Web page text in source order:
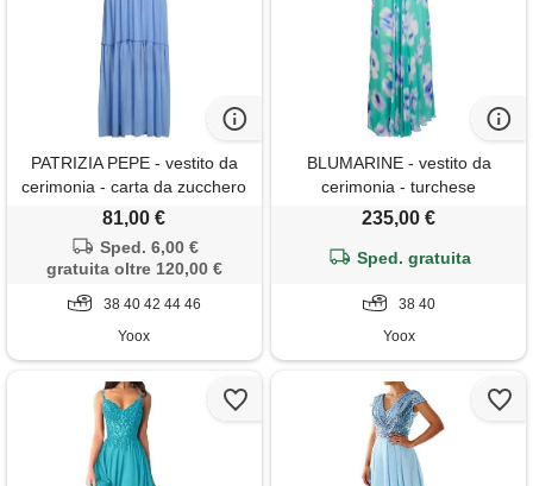
PATRIZIA PEPE - vestito da
cerimonia - carta da zucchero
81,00 €
Sped. 6,00 €
gratuita oltre 120,00 €
38 40 42 44 46
Yoox
BLUMARINE - vestito da
cerimonia - turchese
235,00 €
Sped. gratuita
38 40
Yoox